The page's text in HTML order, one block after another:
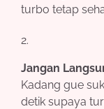
turbo tetap
Jangan
Kadang gue
detik supaya